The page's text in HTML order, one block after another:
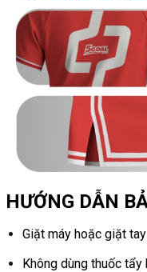
HƯỚNG DẪN
Giặt máy hoặc giặt
Không dùng thuốc tẩy